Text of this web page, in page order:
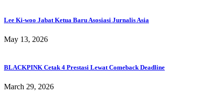
Lee Ki-woo Jabat Ketua Baru Asosiasi Jurnalis Asia
May 13, 2026
BLACKPINK Cetak 4 Prestasi Lewat Comeback Deadline
March 29, 2026